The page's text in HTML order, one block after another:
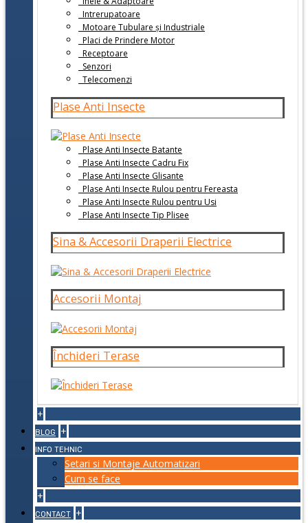
Intrerupatoare
Motoare Tubulare și Industriale
Placi de Prindere Motor
Receptoare
Senzori
Telecomenzi
Plase Anti Insecte
Plase Anti Insecte Batante
Plase Anti Insecte Cadru Fix
Plase Anti Insecte Glisante
Plase Anti Insecte Rulou pentru Fereasta
Plase Anti Insecte Rulou pentru Usi
Plase Anti Insecte Tip Plisee
Sina & Accesorii Draperii Electrice
Accesorii Montaj
Închideri Terase
+
BLOG +
INFO TEHNIC
Setari si Montaje Automatizari
Cum se face
+
CONTACT +